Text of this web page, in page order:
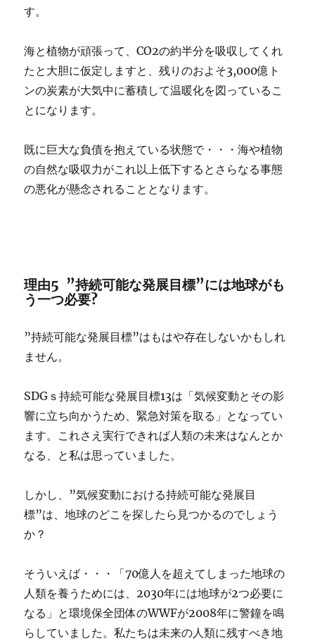
す。
海と植物が頑張って、CO2の約半分を吸収してくれ
たと大胆に仮定しますと、残りのおよそ3,000億ト
ンの炭素が大気中に蓄積して温暖化を図っているこ
とになります。
既に巨大な負債を抱えている状態で・・・海や植物
の自然な吸収力がこれ以上低下するとさらなる事態
の悪化が懸念されることとなります。
理由5 ”持続可能な発展目標”には地球がも
う一つ必要?
”持続可能な発展目標”はもはや存在しないかもしれ
ません。
SDGｓ持続可能な発展目標13は「気候変動とその影
響に立ち向かうため、緊急対策を取る」となってい
ます。これさえ実行できれば人類の未来はなんとか
なる、と私は思っていました。
しかし、”気候変動における持続可能な発展目
標”は、地球のどこを探したら見つかるのでしょう
か？
そういえば・・・「70億人を超えてしまった地球の
人類を養うためには、2030年には地球が2つ必要に
なる」と環境保全団体のWWFが2008年に警鐘を鳴
らしていました。私たちは未来の人類に残すべき地